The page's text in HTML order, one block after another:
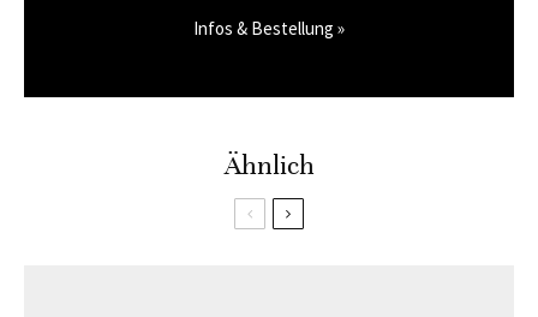
Infos & Bestellung »
Ähnlich